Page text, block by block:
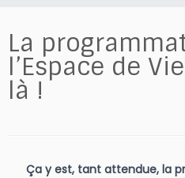
La
l’Espace de
là !
Ça y est, tant attendue, la